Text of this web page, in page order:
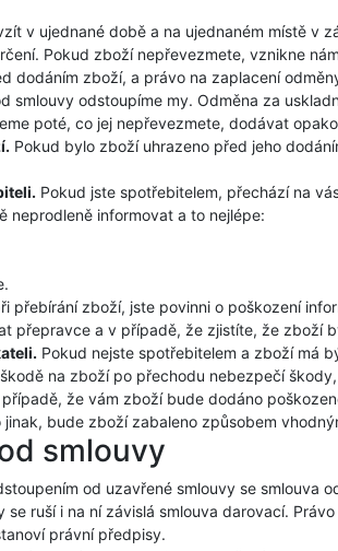
v ujednané době a na ujednaném místě v
Pokud zboží nepřevezmete, vznikne
dodáním zboží, a právo na zaplacení
smlouvy odstoupíme my. Odměna za
poté, co jej nepřevezmete, dodávat
Pokud bylo zboží uhrazeno před jeho
Pokud jste spotřebitelem, přechází na
neprodleně informovat a to nejlépe:
přebírání zboží, jste povinni o poškození
přepravce a v případě, že zjistíte, že zboží
Pokud nejste spotřebitelem a zboží má
na zboží po přechodu nebezpečí
že vám zboží bude dodáno
bude zboží zabaleno způsobem
smlouvy
od uzavřené smlouvy se smlouva
ruší i na ní závislá smlouva darovací.
právní předpisy.